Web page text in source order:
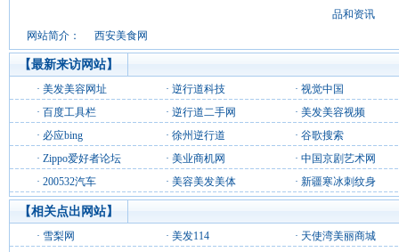
品和资讯
网站简介：
西安美食网
【最新来访网站】
· 美发美容网址 · 逆行道科技 · 视觉中国
· 百度工具栏 · 逆行道二手网 · 美发美容视频
· 必应bing · 徐州逆行道 · 谷歌搜索
· Zippo爱好者论坛 · 美业商机网 · 中国京剧艺术网
· 200532汽车 · 美容美发美体 · 新疆寒冰刺纹身
【相关点出网站】
· 雪梨网 · 美发114 · 天使湾美丽商城